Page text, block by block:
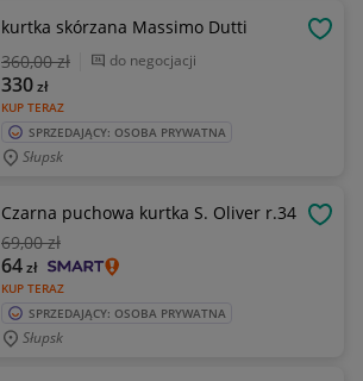
kurtka skórzana Massimo Dutti
360,00 zł do negocjacji
KUP TERAZ
330zł
SPRZEDAJĄCY: OSOBA PRYWATNA
Słupsk
Czarna puchowa kurtka S. Oliver r.34
69,00 zł
KUP TERAZ
64zł
SPRZEDAJĄCY: OSOBA PRYWATNA
Słupsk